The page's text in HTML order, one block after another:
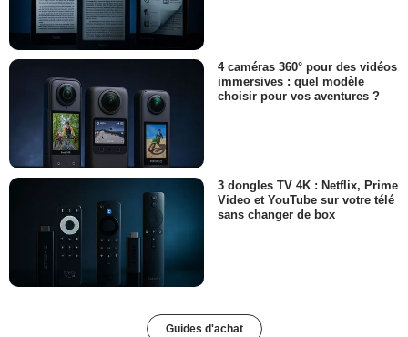
4 caméras 360° pour des vidéos
immersives : quel modèle
choisir pour vos aventures ?
3 dongles TV 4K : Netflix, Prime
Video et YouTube sur votre télé
sans changer de box
Guides d'achat